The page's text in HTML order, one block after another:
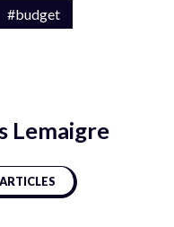
#budget
Lemaigre